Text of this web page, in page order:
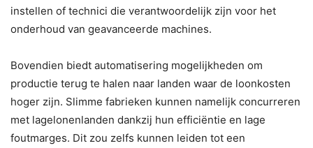
instellen of technici die verantwoordelijk zijn voor het
onderhoud van geavanceerde machines.
Bovendien biedt automatisering mogelijkheden om
productie terug te halen naar landen waar de loonkosten
hoger zijn. Slimme fabrieken kunnen namelijk concurreren
met lagelonenlanden dankzij hun efficiëntie en lage
foutmarges. Dit zou zelfs kunnen leiden tot een